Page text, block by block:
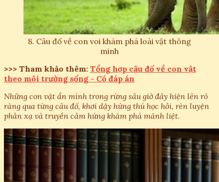
8. Câu đố về con voi khám phá loài vật thông
minh
>>> Tham khảo thêm: Tổng hợp câu đố về con vật
theo môi trường sống - Có đáp án
Những con vật ẩn mình trong rừng sâu giờ đây hiện lên rõ
ràng qua từng câu đố, khơi dậy hứng thú học hỏi, rèn luyện
phản xạ và truyền cảm hứng khám phá mãnh liệt.